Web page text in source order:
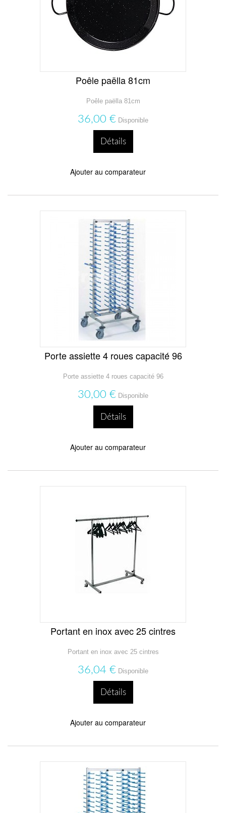
Poêle paëlla 81cm
Poêle paëlla 81cm
36,00 € Disponible
Détails
Ajouter au comparateur
Porte assiette 4 roues capacité 96
Porte assiette 4 roues capacité 96
30,00 € Disponible
Détails
Ajouter au comparateur
Portant en inox avec 25 cintres
Portant en inox avec 25 cintres
36,04 € Disponible
Détails
Ajouter au comparateur